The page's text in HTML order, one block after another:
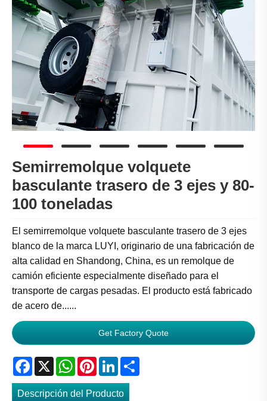
Semirremolque volquete
basculante trasero de 3 ejes y 80-
100 toneladas
El semirremolque volquete basculante trasero de 3 ejes
blanco de la marca LUYI, originario de una fabricación de
alta calidad en Shandong, China, es un remolque de
camión eficiente especialmente diseñado para el
transporte de cargas pesadas. El producto está fabricado
de acero de......
Get Factory Quote
Facebook
X WhatsApp
PinterestLinkedIn
Descripción del Producto